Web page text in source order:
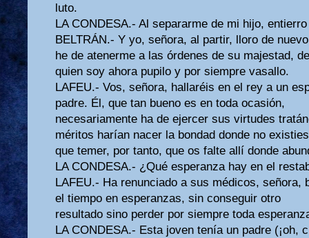
luto.
LA CONDESA.- Al separarme de mi hijo,
BELTRÁN.- Y yo, señora, al partir, lloro de
he de atenerme a las órdenes de su majestad, de
quien soy ahora pupilo y por siempre vasallo.
LAFEU.- Vos, señora, hallaréis en el rey a un
padre. Él, que tan bueno es en toda ocasión,
necesariamente ha de ejercer sus virtudes
méritos harían nacer la bondad donde no
que temer, por tanto, que os falte allí donde
LA CONDESA.- ¿Qué esperanza hay en el
LAFEU.- Ha renunciado a sus médicos, señora,
el tiempo en esperanzas, sin conseguir otro
resultado sino perder por siempre toda
LA CONDESA.- Esta joven tenía un padre (¡oh,